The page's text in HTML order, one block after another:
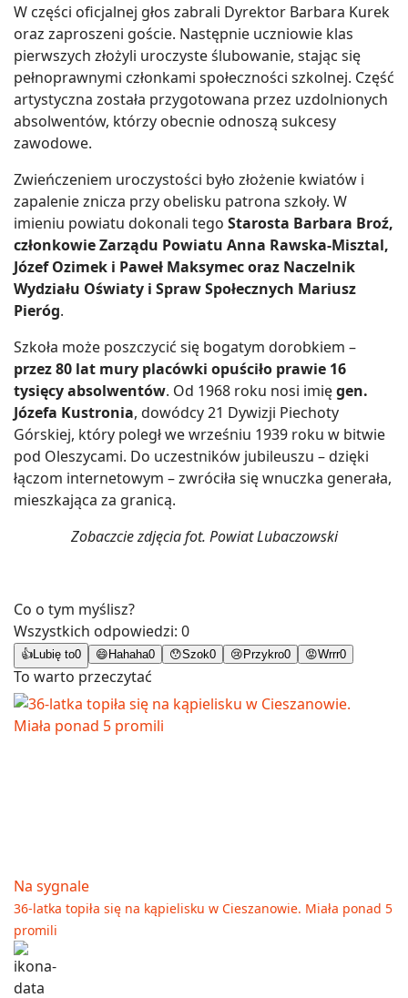
W części oficjalnej głos zabrali Dyrektor Barbara Kurek
oraz zaproszeni goście. Następnie uczniowie klas
pierwszych złożyli uroczyste ślubowanie, stając się
pełnoprawnymi członkami społeczności szkolnej. Część
artystyczna została przygotowana przez uzdolnionych
absolwentów, którzy obecnie odnoszą sukcesy
zawodowe.
Zwieńczeniem uroczystości było złożenie kwiatów i
zapalenie znicza przy obelisku patrona szkoły. W
imieniu powiatu dokonali tego Starosta Barbara Broź,
członkowie Zarządu Powiatu Anna Rawska-Misztal,
Józef Ozimek i Paweł Maksymec oraz Naczelnik
Wydziału Oświaty i Spraw Społecznych Mariusz
Pieróg.
Szkoła może poszczycić się bogatym dorobkiem –
przez 80 lat mury placówki opuściło prawie 16
tysięcy absolwentów. Od 1968 roku nosi imięgen.
Józefa Kustronia, dowódcy 21 Dywizji Piechoty
Górskiej, który poległ we wrześniu 1939 roku w bitwie
pod Oleszycami. Do uczestników jubileuszu – dzięki
łączom internetowym – zwróciła się wnuczka generała,
mieszkająca za granicą.
Zobaczcie zdjęcia fot. Powiat Lubaczowski
Co o tym myślisz?
Wszystkich odpowiedzi: 0
👍 Lubię to0 😄 Hahaha0 😯Szok0 😢 Przykro0 😡Wrrr0
To warto przeczytać
Na sygnale
36-latka topiła się na kąpielisku w Cieszanowie. Miała ponad 5
promili